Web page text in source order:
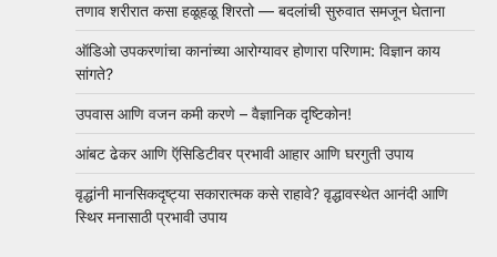
तणाव शरीरात कसा हळूहळू शिरतो — बदलांची सुरुवात समजून घेताना
ऑडिओ उपकरणांचा कानांच्या आरोग्यावर होणारा परिणाम: विज्ञान काय
सांगते?
उपवास आणि वजन कमी करणे – वैज्ञानिक दृष्टिकोन!
आंबट ढेकर आणि ऍसिडिटीवर प्रभावी आहार आणि घरगुती उपाय
वृद्धांनी मानसिकदृष्ट्या सकारात्मक कसे राहावे? वृद्धावस्थेत आनंदी आणि
स्थिर मनासाठी प्रभावी उपाय